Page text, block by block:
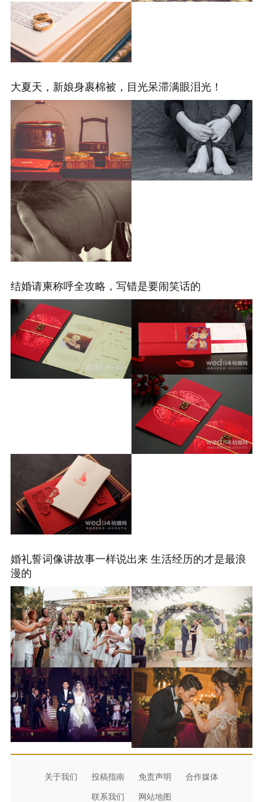
大夏天，新娘身裹棉被，目光呆滞满眼泪光！
结婚请柬称呼全攻略，写错是要闹笑话的
婚礼誓词像讲故事一样说出来 生活经历的才是最浪
漫的
关于我们 投稿指南 免责声明 合作媒体
联系我们 网站地图